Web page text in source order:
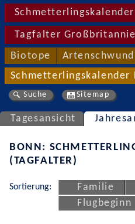
Schmetterlingskalender
Tagfalter
Biotope Artenschwund
Schmetterlingskalender
Suche Sitemap
Tagesansicht
BONN:
(TAGFALTER)
Sortierung: Familie
Flugbeginn